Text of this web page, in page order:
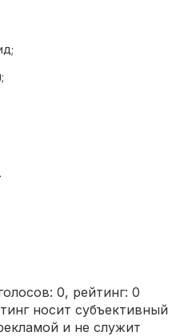
0, рейтинг: 0
носит субъективный
и не служит